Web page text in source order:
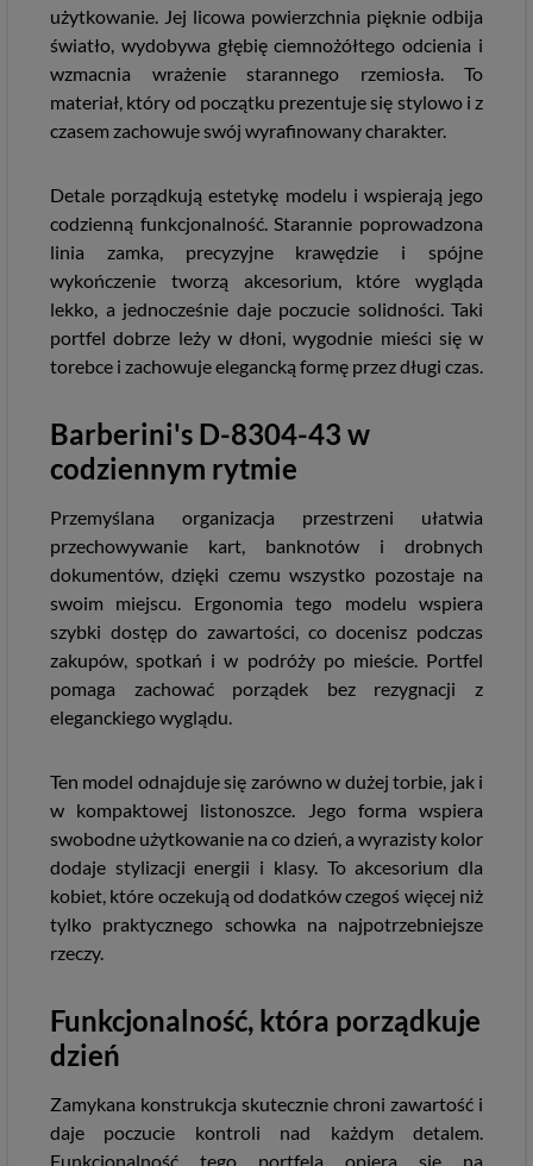
użytkowanie. Jej licowa powierzchnia pięknie odbija
światło, wydobywa głębię ciemnożółtego odcienia i
wzmacnia wrażenie starannego rzemiosła. To
materiał, który od początku prezentuje się stylowo i z
czasem zachowuje swój wyrafinowany charakter.
Detale porządkują estetykę modelu i wspierają jego
codzienną funkcjonalność. Starannie poprowadzona
linia zamka, precyzyjne krawędzie i spójne
wykończenie tworzą akcesorium, które wygląda
lekko, a jednocześnie daje poczucie solidności. Taki
portfel dobrze leży w dłoni, wygodnie mieści się w
torebce i zachowuje elegancką formę przez długi czas.
Barberini's D-8304-43 w
codziennym rytmie
Przemyślana organizacja przestrzeni ułatwia
przechowywanie kart, banknotów i drobnych
dokumentów, dzięki czemu wszystko pozostaje na
swoim miejscu. Ergonomia tego modelu wspiera
szybki dostęp do zawartości, co docenisz podczas
zakupów, spotkań i w podróży po mieście. Portfel
pomaga zachować porządek bez rezygnacji z
eleganckiego wyglądu.
Ten model odnajduje się zarówno w dużej torbie, jak i
w kompaktowej listonoszce. Jego forma wspiera
swobodne użytkowanie na co dzień, a wyrazisty kolor
dodaje stylizacji energii i klasy. To akcesorium dla
kobiet, które oczekują od dodatków czegoś więcej niż
tylko praktycznego schowka na najpotrzebniejsze
rzeczy.
Funkcjonalność, która porządkuje
dzień
Zamykana konstrukcja skutecznie chroni zawartość i
daje poczucie kontroli nad każdym detalem.
Funkcjonalność tego portfela opiera się na